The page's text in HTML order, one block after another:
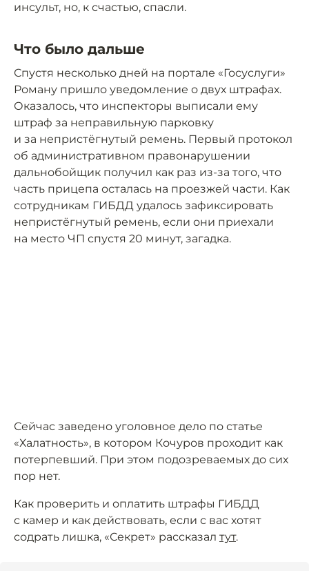
инсульт, но, к счастью, спасли.
Что было дальше
Спустя несколько дней на портале «Госуслуги»
Роману пришло уведомление о двух штрафах.
Оказалось, что инспекторы выписали ему
штраф за неправильную парковку
и за непристёгнутый ремень. Первый протокол
об административном правонарушении
дальнобойщик получил как раз из-за того, что
часть прицепа осталась на проезжей части. Как
сотрудникам ГИБДД удалось зафиксировать
непристёгнутый ремень, если они приехали
на место ЧП спустя 20 минут, загадка.
Сейчас заведено уголовное дело по статье
«Халатность», в котором Кочуров проходит как
потерпевший. При этом подозреваемых до сих
пор нет.
Как проверить и оплатить штрафы ГИБДД
с камер и как действовать, если с вас хотят
содрать лишка, «Секрет» рассказал тут.